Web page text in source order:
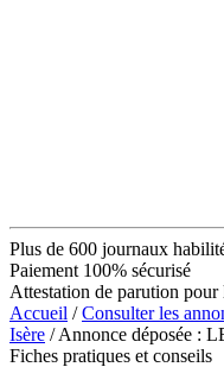
Plus de 600 journaux
Paiement 100% sécurisé
Attestation de parution
Accueil /Consulter les
Isère / Annonce déposée :
Fiches pratiques et conseils